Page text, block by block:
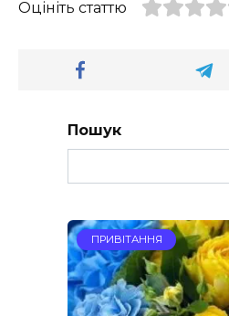
Оцініть статтю
Пошук
ПРИВІТАННЯ